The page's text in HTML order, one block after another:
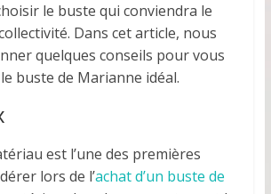
le buste qui conviendra le
Dans cet article, nous
quelques conseils pour vous
buste de Marianne idéal.
est l’une des premières
lors de l’achat d’un buste de